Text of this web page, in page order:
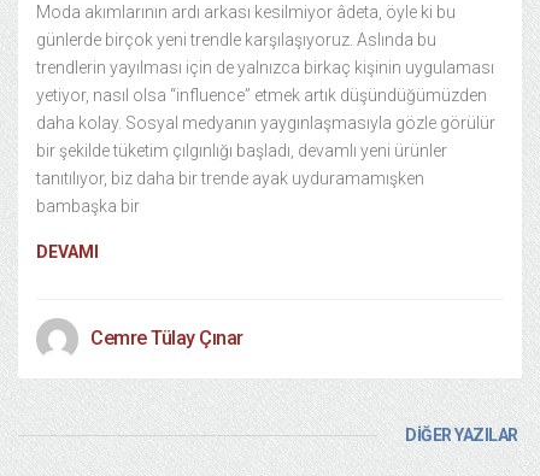
Moda akımlarının ardı arkası kesilmiyor âdeta, öyle ki bu
günlerde birçok yeni trendle karşılaşıyoruz. Aslında bu
trendlerin yayılması için de yalnızca birkaç kişinin uygulaması
yetiyor, nasıl olsa “influence” etmek artık düşündüğümüzden
daha kolay. Sosyal medyanın yaygınlaşmasıyla gözle görülür
bir şekilde tüketim çılgınlığı başladı, devamlı yeni ürünler
tanıtılıyor, biz daha bir trende ayak uyduramamışken
bambaşka bir
DEVAMI
Cemre Tülay Çınar
DİĞER YAZILAR